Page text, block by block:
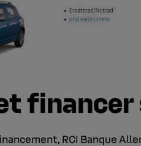
financer
RCI Banque